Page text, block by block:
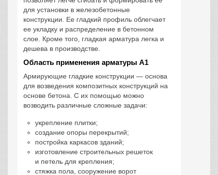
для установки в железобетонные
конструкции. Ее гладкий профиль облегчает
ее укладку и распределение в бетонном
слое. Кроме того, гладкая арматура легка и
дешева в производстве.
Область применения арматуры А1
Армирующие гладкие конструкции — основа
для возведения композитных конструкций на
основе бетона. С их помощью можно
возводить различные сложные задачи:
укрепление плитки;
создание опоры перекрытий;
постройка каркасов зданий;
изготовление строительных решеток
и петель для крепления;
стяжка пола, сооружение ворот